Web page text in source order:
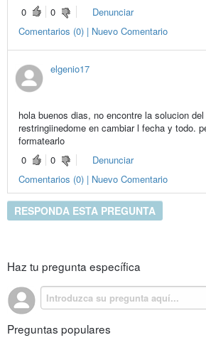
0
0
Denunciar
Comentarios (0) | Nuevo Comentario
elgenio17
hola buenos dias, no encontre la solucion
restringiinedome en cambiar l fecha y todo.
formatearlo
0
0
Denunciar
Comentarios (0) | Nuevo Comentario
RESPONDA ESTA PREGUNTA
Haz tu pregunta específica
Preguntas populares